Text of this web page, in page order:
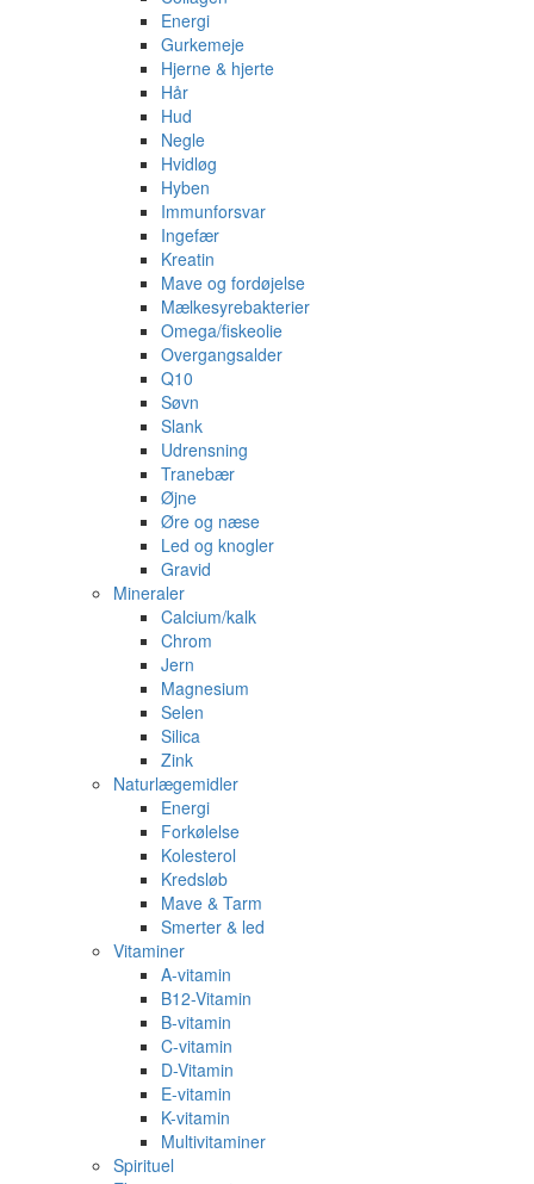
Energi
Gurkemeje
Hjerne & hjerte
Hår
Hud
Negle
Hvidløg
Hyben
Immunforsvar
Ingefær
Kreatin
Mave og fordøjelse
Mælkesyrebakterier
Omega/fiskeolie
Overgangsalder
Q10
Søvn
Slank
Udrensning
Tranebær
Øjne
Øre og næse
Led og knogler
Gravid
Mineraler
Calcium/kalk
Chrom
Jern
Magnesium
Selen
Silica
Zink
Naturlægemidler
Energi
Forkølelse
Kolesterol
Kredsløb
Mave & Tarm
Smerter & led
Vitaminer
A-vitamin
B12-Vitamin
B-vitamin
C-vitamin
D-Vitamin
E-vitamin
K-vitamin
Multivitaminer
Spirituel